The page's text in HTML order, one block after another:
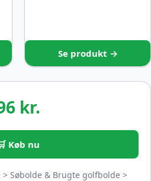
Se produkt →
kr.
Køb nu
Søbolde & Brugte golfbolde >